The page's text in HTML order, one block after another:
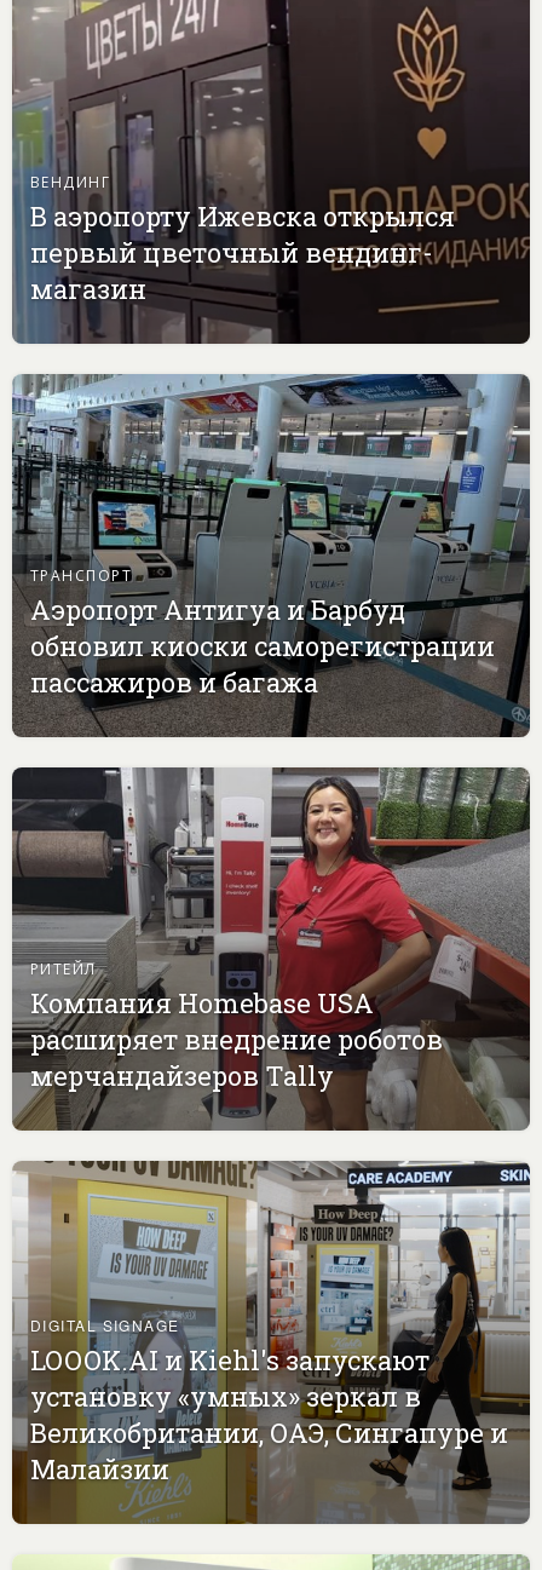
ВЕНДИНГ
В аэропорту Ижевска открылся
первый цветочный вендинг-
магазин
ТРАНСПОРТ
Аэропорт Антигуа и Барбуд
обновил киоски саморегистрации
пассажиров и багажа
РИТЕЙЛ
Компания Homebase USA
расширяет внедрение роботов
мерчандайзеров Tally
DIGITAL SIGNAGE
LOOOK.AI и Kiehl's запускают
установку «умных» зеркал в
Великобритании, ОАЭ, Сингапуре и
Малайзии